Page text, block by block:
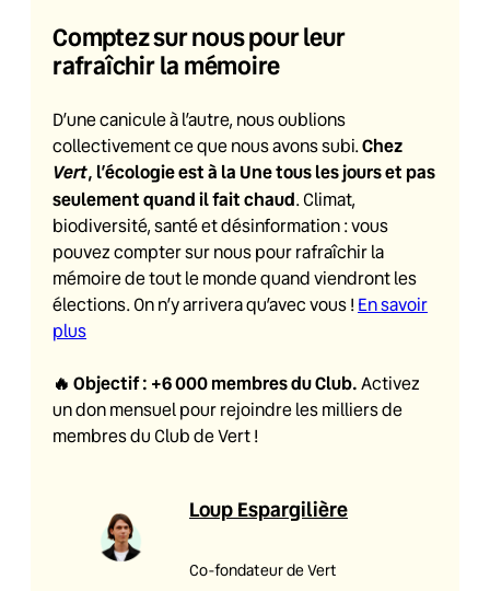
Comptez sur nous pour leur
rafraîchir la mémoire
D’une canicule à l’autre, nous oublions
collectivement ce que nous avons subi.Chez
Vert, l’écologie est à la Une tous les jours et pas
seulement quand il fait chaud. Climat,
biodiversité, santé et désinformation : vous
pouvez compter sur nous pour rafraîchir la
mémoire de tout le monde quand viendront les
élections. On n’y arrivera qu’avec vous ! En savoir
plus
🔥 Objectif : +6 000 membres du Club. Activez
un don mensuel pour rejoindre les milliers de
membres du Club de Vert !
Loup Espargilière
Co-fondateur de Vert